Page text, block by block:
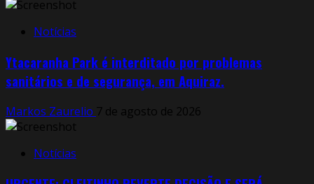
Notícias
Ytacaranha Park é interditado por problemas
sanitários e de segurança, em Aquiraz.
Markos Zaurelio 7 de agosto de 2026
Notícias